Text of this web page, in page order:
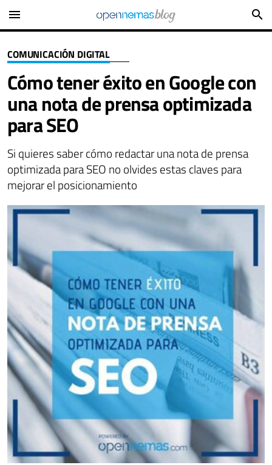
menu search
COMUNICACIÓN DIGITAL
Cómo tener éxito en Google con
una nota de prensa optimizada
para SEO
Si quieres saber cómo redactar una nota de prensa
optimizada para SEO no olvides estas claves para
mejorar el posicionamiento